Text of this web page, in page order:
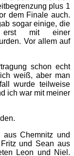
plus 1
dem Finale auch.
sogar einige, die
mit einer
Vor allem auf
schon echt
weiß, aber man
wurde teilweise
ich war mit meiner
Chemnitz und
und Sean aus
Leon und Niel.